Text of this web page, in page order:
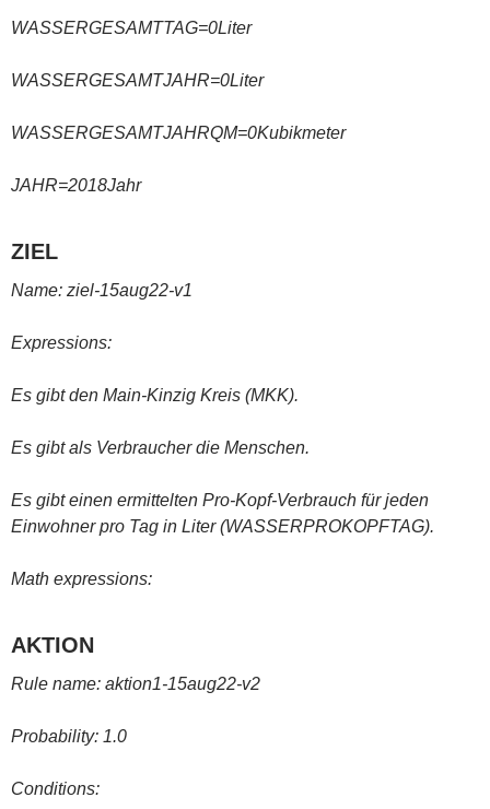
WASSERGESAMTTAG=0Liter
WASSERGESAMTJAHR=0Liter
WASSERGESAMTJAHRQM=0Kubikmeter
JAHR=2018Jahr
ZIEL
Name: ziel-15aug22-v1
Expressions:
Es gibt den Main-Kinzig Kreis (MKK).
Es gibt als Verbraucher die Menschen.
Es gibt einen ermittelten Pro-Kopf-Verbrauch für jeden
Einwohner pro Tag in Liter (WASSERPROKOPFTAG).
Math expressions:
AKTION
Rule name: aktion1-15aug22-v2
Probability: 1.0
Conditions: